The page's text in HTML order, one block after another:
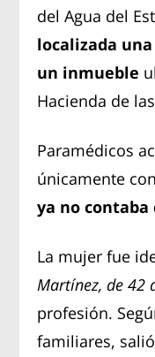
del Agua del
localizada
un inmueble
Hacienda de
Paramédicos
únicamente
ya no contaba
La mujer fue
Martínez, de 42
profesión.
familiares,